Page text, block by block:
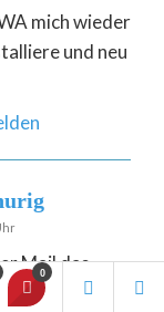
mich wieder
und neu
Mail das
Fazit:
0